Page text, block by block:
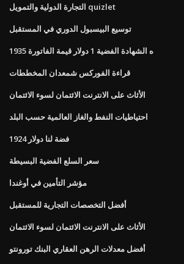
التجارة الدولية والتمويل quizlet
توسيع البيسبول الدوري في المستقبل
1935 ه الشهادة الفضية 1 دولار قيمة الفاتورة
قراءة الفوركس شمعدان المخططات
الأثاث على الانترنت الائتمان لسوء الائتمان
احتياطيات النفط والغاز العالمية حسب البلد
فضة لنا دولار 1924
سعر السلع الفضية البسيطة
مؤشر التأمين في أوغندا
أفضل التخصصات التجارية للمستقبل
الأثاث على الانترنت الائتمان لسوء الائتمان
أفضل معدلات الرهن العقاري البنك تورونتو